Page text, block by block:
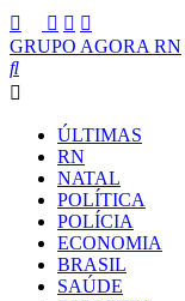
GRUPO AGORA RN
ÚLTIMAS
RN
NATAL
POLÍTICA
POLÍCIA
ECONOMIA
BRASIL
SAÚDE